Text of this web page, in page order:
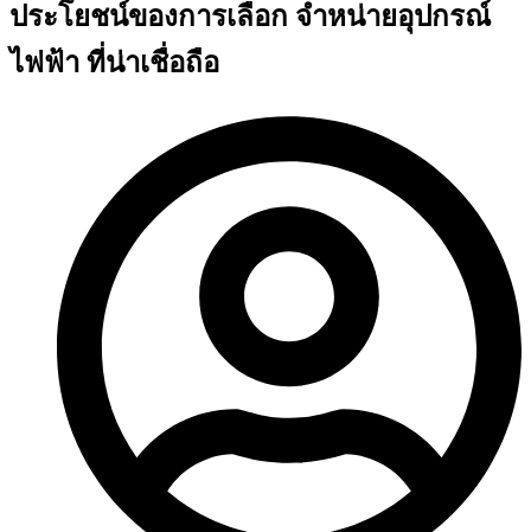
ประโยชน์ของการเลือก จำหน่ายอุปกรณ์
ไฟฟ้า ที่น่าเชื่อถือ